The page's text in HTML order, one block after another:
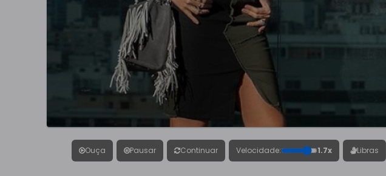
Ouça Pausar Continuar Velocidade: 1.7x Libras